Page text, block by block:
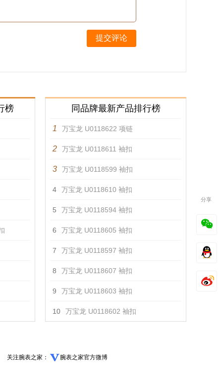
提交评论
榜 同品牌最新产品排行榜
1 万宝龙 U0118622 项链
2 万宝龙 U0118611 袖扣
3 万宝龙 U0118599 袖扣
4 万宝龙 U0118610 袖扣
5 万宝龙 U0118594 袖扣
6 万宝龙 U0118605 袖扣
7 万宝龙 U0118597 袖扣
8 万宝龙 U0118607 袖扣
9 万宝龙 U0118603 袖扣
10 万宝龙 U0118602 袖扣
关注腕表之家： 腕表之家官方微博
分享